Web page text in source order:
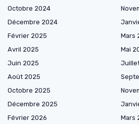
Octobre 2024
Décembre 2024
Février 2025
Mars
Avril 2025
Mai
Juin 2025
Août 2025
Octobre 2025
Décembre 2025
Février 2026
Mars